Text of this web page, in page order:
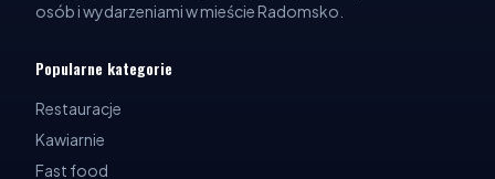
osób i wydarzeniami w mieście Radomsko.
Popularne kategorie
Restauracje
Kawiarnie
Fast food